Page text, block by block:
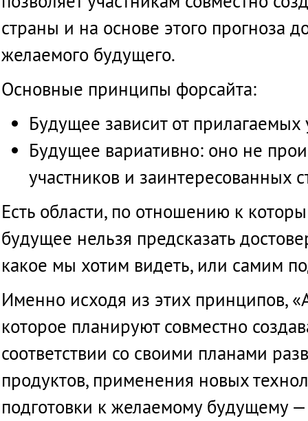
страны и на основе этого прогноза
желаемого будущего.
Основные принципы форсайта:
Будущее зависит от прилагаемых
Будущее вариативно: оно не
участников и заинтересованных
Есть области, по отношению к
будущее нельзя предсказать
какое мы хотим видеть, или самим
Именно исходя из этих принципов, «
которое планируют совместно
соответствии со своими планами
продуктов, применения новых
подготовки к желаемому будущему